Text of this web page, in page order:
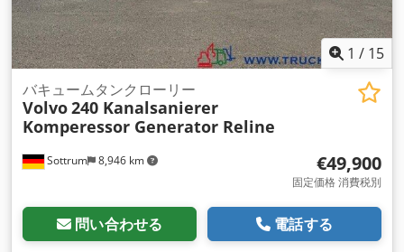
1 / 15
Sottrum 8,946 km
バキュームタンクローリー
Volvo240 Kanalsanierer
Komperessor Generator Reline
€49,900
固定価格 消費税別
問い合わせる 電話する